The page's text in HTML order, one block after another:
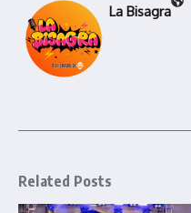
La Bisagra
Related Posts